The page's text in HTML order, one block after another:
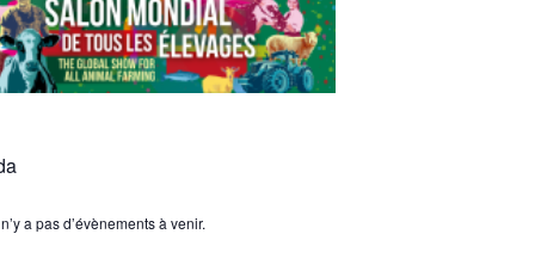
a pas d’évènements à venir.